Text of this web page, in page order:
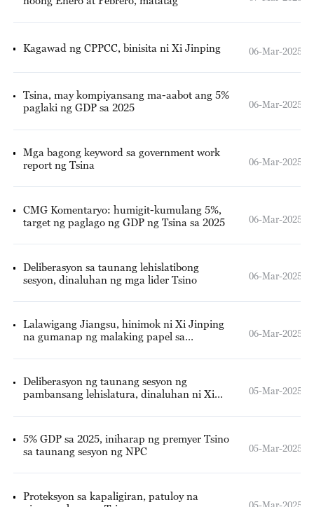
Kagawad ng CPPCC, binisita ni Xi Jinping 06-Mar-2025
Tsina, may kompiyansang ma-aabot ang 5%
paglaki ng GDP sa 2025
06-Mar-2025
Mga bagong keyword sa government work
report ng Tsina
06-Mar-2025
CMG Komentaryo: humigit-kumulang 5%,
target ng paglago ng GDP ng Tsina sa 2025
06-Mar-2025
Deliberasyon sa taunang lehislatibong
sesyon, dinaluhan ng mga lider Tsino
06-Mar-2025
Lalawigang Jiangsu, hinimok ni Xi Jinping
na gumanap ng malaking papel sa
06-Mar-2025
Deliberasyon ng taunang sesyon ng
pambansang lehislatura, dinaluhan ni Xi
05-Mar-2025
5% GDP sa 2025, iniharap ng premyer Tsino
sa taunang sesyon ng NPC
05-Mar-2025
Proteksyon sa kapaligiran, patuloy na